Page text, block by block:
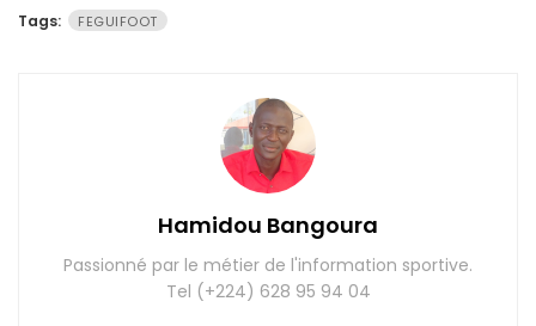
Tags: FEGUIFOOT
Hamidou Bangoura
Passionné par le métier de l'information sportive.
Tel (+224) 628 95 94 04